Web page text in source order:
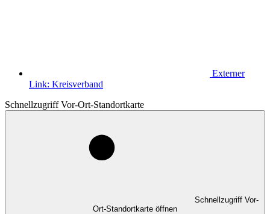
Externer
Link: Kreisverband
Schnellzugriff Vor-Ort-Standortkarte
Schnellzugriff Vor-
Ort-Standortkarte öffnen